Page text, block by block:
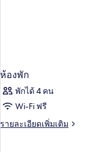
ห้องพัก
พักได้ 4 คน
Wi-Fi ฟรี
รายละเอียดเพิ่มเติม
ราย